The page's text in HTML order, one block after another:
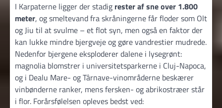
I Karpaterne ligger der stadig rester af sne over 1.800
meter, og smeltevand fra skråningerne får floder som Olt
og Jiu til at svulme – et flot syn, men også en faktor der
kan lukke mindre bjergveje og gøre vandrestier mudrede.
Nedenfor bjergene eksploderer dalene i lysegrønt:
magnolia blomstrer i universitetsparkerne i Cluj-Napoca,
og i Dealu Mare- og Târnave-vinområderne beskærer
vinbønderne ranker, mens fersken- og abrikostræer står
i flor. Forårsfølelsen opleves bedst ved: